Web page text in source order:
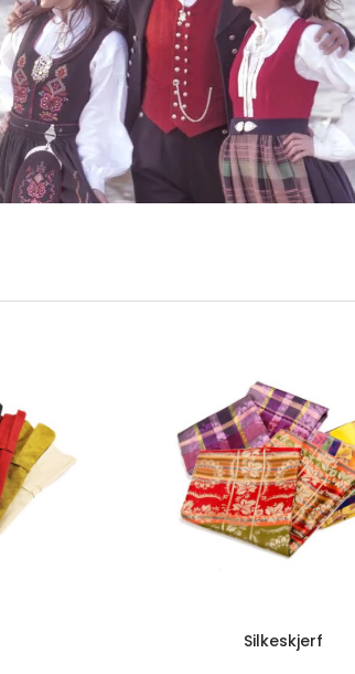
Silkeskjerf